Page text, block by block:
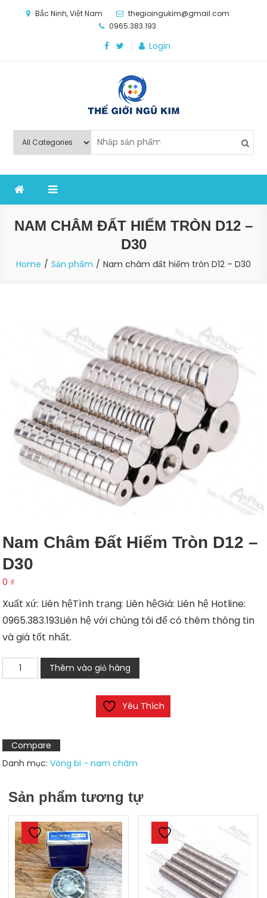
Bắc Ninh, Việt Nam
thegioingukim@gmail.com
0965.383.193
Login
Thế Giới Ngũ Kim
nghiệp sản xuất
NAM CHÂM ĐẤT HIẾM TRÒN D12 –
D30
Home Sản phẩm Nam châm đất hiếm tròn D12 – D30
Nam Châm Đất Hiếm Tròn D12 –
D30
0 ₫
Xuất xứ: Liên hệTình trạng: Liên hệGiá: Liên hệ Hotline:
0965.383.193Liên hệ với chúng tôi để có thêm thông tin
và giá tốt nhất.
Nam
châm
D12
-
D30
lượng
Thêm vào giỏ hàng
Yêu Thích
Compare
Danh mục:Vòng bi - nam châm
Sản phẩm tương tự